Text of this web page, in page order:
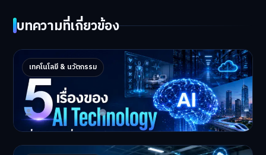
บทความที่เกี่ยวข้อง
เทคโนโลยี & นวัตกรรม
5 เรื่องของ AI Technology ที่กำลังเปลี่ยนโลก
ในปี 2026
5 AI Technology ที่กำล…
Master Bussiness 2 กรกฎาคม 2026